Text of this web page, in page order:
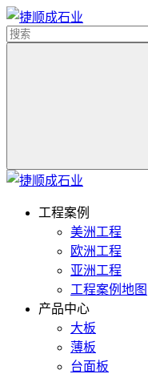
工程案例
美洲工程
欧洲工程
亚洲工程
工程案例地图
产品中心
大板
薄板
台面板